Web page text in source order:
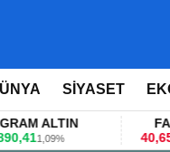
SİYASET
-0,12%